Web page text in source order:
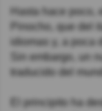
Hasta hace
Pinocho, que del
idiomas y, a poca
Sin embargo, un
traducido del
El principito ha